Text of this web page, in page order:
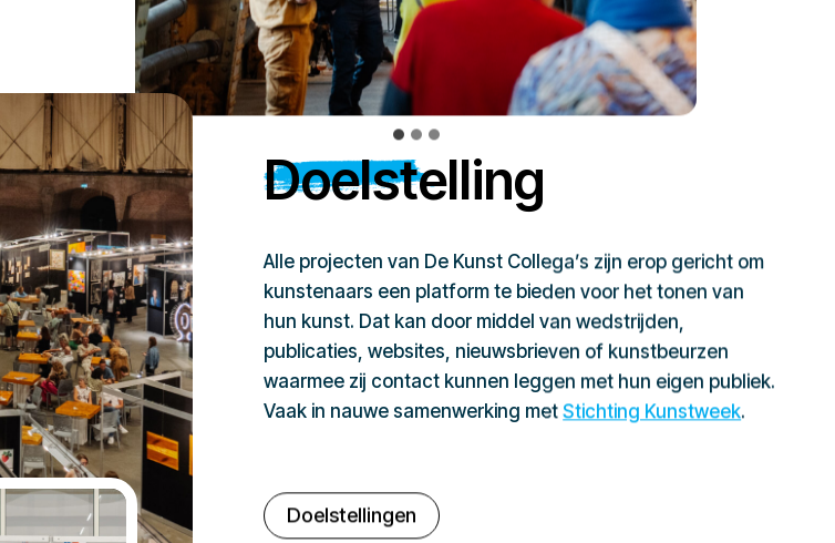
Doelstelling
Alle projecten van De Kunst Collega’s zijn erop gericht om
kunstenaars een platform te bieden voor het tonen van
hun kunst. Dat kan door middel van wedstrijden,
publicaties, websites, nieuwsbrieven of kunstbeurzen
waarmee zij contact kunnen leggen met hun eigen publiek.
Vaak in nauwe samenwerking metStichting Kunstweek.
Doelstellingen